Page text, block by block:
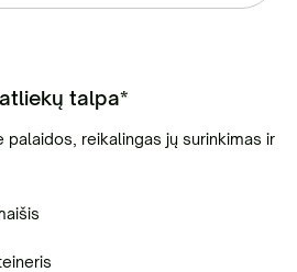
talpa*
reikalingas jų surinkimas ir